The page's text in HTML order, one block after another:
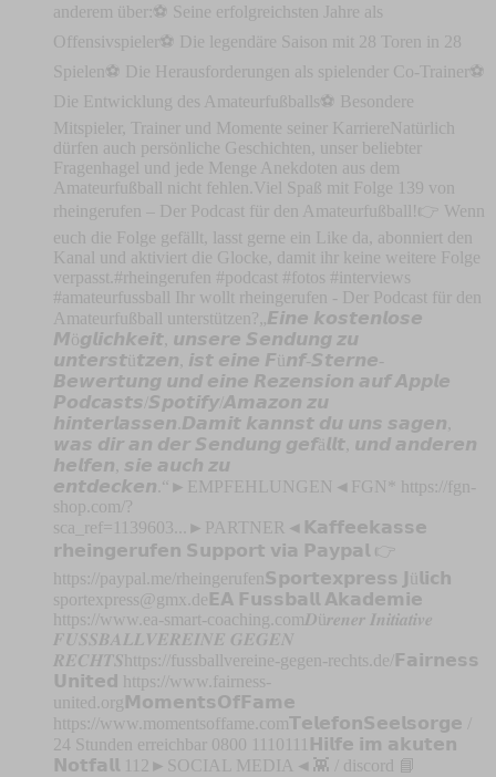
anderem über:⚽ Seine erfolgreichsten Jahre als
Offensivspieler⚽ Die legendäre Saison mit 28 Toren in 28
Spielen⚽ Die Herausforderungen als spielender Co-Trainer⚽
Die Entwicklung des Amateurfußballs⚽ Besondere
Mitspieler, Trainer und Momente seiner KarriereNatürlich
dürfen auch persönliche Geschichten, unser beliebter
Fragenhagel und jede Menge Anekdoten aus dem
Amateurfußball nicht fehlen.Viel Spaß mit Folge 139 von
rheingerufen – Der Podcast für den Amateurfußball!👉 Wenn
euch die Folge gefällt, lasst gerne ein Like da, abonniert den
Kanal und aktiviert die Glocke, damit ihr keine weitere Folge
verpasst.#rheingerufen #podcast #fotos #interviews
#amateurfussball Ihr wollt rheingerufen - Der Podcast für den
Amateurfußball unterstützen?„𝙀𝙞𝙣𝙚 𝙠𝙤𝙨𝙩𝙚𝙣𝙡𝙤𝙨𝙚
𝙈ö𝙜𝙡𝙞𝙘𝙝𝙠𝙚𝙞𝙩, 𝙪𝙣𝙨𝙚𝙧𝙚 𝙎𝙚𝙣𝙙𝙪𝙣𝙜 𝙯𝙪
𝙪𝙣𝙩𝙚𝙧𝙨𝙩ü𝙩𝙯𝙚𝙣, 𝙞𝙨𝙩 𝙚𝙞𝙣𝙚 𝙁ü𝙣𝙛-𝙎𝙩𝙚𝙧𝙣𝙚-
𝘽𝙚𝙬𝙚𝙧𝙩𝙪𝙣𝙜 𝙪𝙣𝙙 𝙚𝙞𝙣𝙚 𝙍𝙚𝙯𝙚𝙣𝙨𝙞𝙤𝙣 𝙖𝙪𝙛 𝘼𝙥𝙥𝙡𝙚
𝙋𝙤𝙙𝙘𝙖𝙨𝙩𝙨/𝙎𝙥𝙤𝙩𝙞𝙛𝙮/𝘼𝙢𝙖𝙯𝙤𝙣 𝙯𝙪
𝙝𝙞𝙣𝙩𝙚𝙧𝙡𝙖𝙨𝙨𝙚𝙣.𝘿𝙖𝙢𝙞𝙩 𝙠𝙖𝙣𝙣𝙨𝙩 𝙙𝙪 𝙪𝙣𝙨 𝙨𝙖𝙜𝙚𝙣,
𝙬𝙖𝙨 𝙙𝙞𝙧 𝙖𝙣 𝙙𝙚𝙧 𝙎𝙚𝙣𝙙𝙪𝙣𝙜 𝙜𝙚𝙛ä𝙡𝙡𝙩, 𝙪𝙣𝙙 𝙖𝙣𝙙𝙚𝙧𝙚𝙣
𝙝𝙚𝙡𝙛𝙚𝙣, 𝙨𝙞𝙚 𝙖𝙪𝙘𝙝 𝙯𝙪
𝙚𝙣𝙩𝙙𝙚𝙘𝙠𝙚𝙣.“►EMPFEHLUNGEN◄FGN* https://fgn-
shop.com/?
sca_ref=1139603...►PARTNER◄𝗞𝗮𝗳𝗳𝗲𝗲𝗸𝗮𝘀𝘀𝗲
𝗿𝗵𝗲𝗶𝗻𝗴𝗲𝗿𝘂𝗳𝗲𝗻 𝗦𝘂𝗽𝗽𝗼𝗿𝘁 𝘃𝗶𝗮 𝗣𝗮𝘆𝗽𝗮𝗹 👉
https://paypal.me/rheingerufen𝗦𝗽𝗼𝗿𝘁𝗲𝘅𝗽𝗿𝗲𝘀𝘀 𝗝ü𝗹𝗶𝗰𝗵
sportexpress@gmx.de 𝗘𝗔 𝗙𝘂𝘀𝘀𝗯𝗮𝗹𝗹 𝗔𝗸𝗮𝗱𝗲𝗺𝗶𝗲
https://www.ea-smart-coaching.com𝑫ü𝒓𝒆𝒏𝒆𝒓 𝑰𝒏𝒊𝒕𝒊𝒂𝒕𝒊𝒗𝒆
𝑭𝑼𝑺𝑺𝑩𝑨𝑳𝑳𝑽𝑬𝑹𝑬𝑰𝑵𝑬 𝑮𝑬𝑮𝑬𝑵
𝑹𝑬𝑪𝑯𝑻𝑺https://fussballvereine-gegen-rechts.de/𝗙𝗮𝗶𝗿𝗻𝗲𝘀𝘀
𝗨𝗻𝗶𝘁𝗲𝗱 https://www.fairness-
united.org𝗠𝗼𝗺𝗲𝗻𝘁𝘀𝗢𝗳𝗙𝗮𝗺𝗲
https://www.momentsoffame.com𝗧𝗲𝗹𝗲𝗳𝗼𝗻𝗦𝗲𝗲𝗹𝘀𝗼𝗿𝗴𝗲 /
24 Stunden erreichbar 0800 1110111𝗛𝗶𝗹𝗳𝗲 𝗶𝗺 𝗮𝗸𝘂𝘁𝗲𝗻
𝗡𝗼𝘁𝗳𝗮𝗹𝗹 112►SOCIAL MEDIA◄👾 / discord 📘